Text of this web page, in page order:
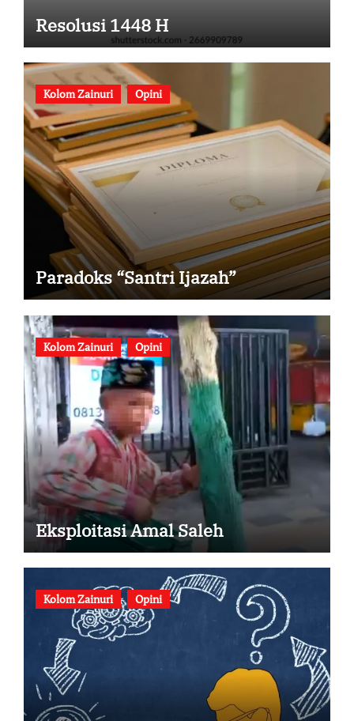
Resolusi 1448 H
Kolom Zainuri Opini
Paradoks “Santri Ijazah”
Kolom Zainuri Opini
Eksploitasi Amal Saleh
Kolom Zainuri Opini